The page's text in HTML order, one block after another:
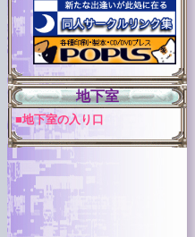
地下室
■地下室の入り口